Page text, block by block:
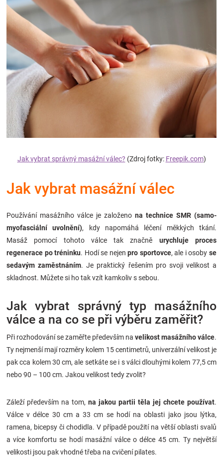
zábava
pro
děti
Těhotenské
oblečení
Hračkářství
Přihlášení
Jak vybrat správný masážní válec? (Zdroj fotky: Freepik.com)
Jak vybrat masážní válec
Používání masážního válce je založeno na technice SMR (samo-
myofasciální uvolnění), kdy napomáhá léčení měkkých tkání.
Masáž pomocí tohoto válce tak značně urychluje proces
regenerace po tréninku. Hodí se nejenpro sportovce, ale i osobyse
sedavým zaměstnáním. Je praktický řešením pro svoji velikost a
skladnost. Můžete si ho tak vzít kamkoliv s sebou.
Jak vybrat správný typ masážního
válce a na co se při výběru zaměřit?
Při rozhodování se zaměřte především na velikost masážního válce.
Ty nejmenší mají rozměry kolem 15 centimetrů, univerzální velikost je
pak cca kolem 30 cm, ale setkáte se i s válci dlouhými kolem 77,5 cm
nebo 90 – 100 cm. Jakou velikost tedy zvolit?
Záleží především na tom, na jakou partii těla jej chcete používat.
Válce v délce 30 cm a 33 cm se hodí na oblasti jako jsou lýtka,
ramena, bicepsy či chodidla. V případě použití na větší oblasti svalů
a více komfortu se hodí masážní válce o délce 45 cm. Ty největší
velikosti jsou pak vhodné třeba na cvičení pilates.